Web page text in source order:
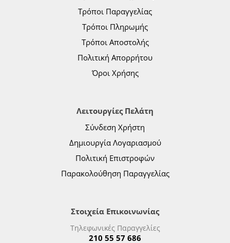
Τρόποι Παραγγελίας
Τρόποι Πληρωμής
Τρόποι Αποστολής
Πολιτική Απορρήτου
Όροι Χρήσης
Λειτουργίες Πελάτη
Σύνδεση Χρήστη
Δημιουργία Λογαριασμού
Πολιτική Επιστροφών
Παρακολούθηση Παραγγελίας
Στοιχεία Επικοινωνίας
Τηλεφωνικές Παραγγελίες
210 55 57 686